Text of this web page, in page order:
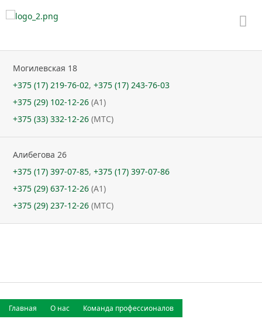
Могилевская 18
+375 (17) 219-76-02, +375 (17) 243-76-03
+375 (29) 102-12-26 (A1)
+375 (33) 332-12-26 (МТС)
Алибегова 26
+375 (17) 397-07-85, +375 (17) 397-07-86
+375 (29) 637-12-26 (A1)
+375 (29) 237-12-26 (МТС)
Главная О нас Команда профессионалов